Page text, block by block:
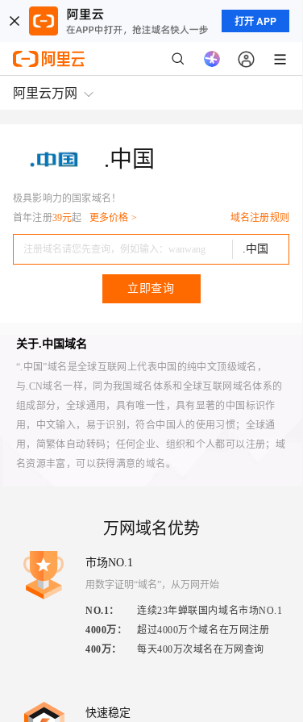
打开 APP
阿里云万网
.中国
极具影响力的国家域名！
首年注册39元起 更多价格 > 域名注册规则
.中国
立即查询
关于.中国域名
“.中国”域名是全球互联网上代表中国的纯中文顶级域名，
与.CN域名一样，同为我国域名体系和全球互联网域名体系的
组成部分，全球通用，具有唯一性，具有显著的中国标识作
用，中文输入，易于识别，符合中国人的使用习惯；全球通
用，简繁体自动转码；任何企业、组织和个人都可以注册；域
名资源丰富，可以获得满意的域名。
万网域名优势
市场NO.1
用数字证明“域名”，从万网开始
NO.1：
连续23年蝉联国内域名市场NO.1
4000万 ：
超过4000万个域名在万网注册
400万 ： 每天400万次域名在万网查询
快速稳定